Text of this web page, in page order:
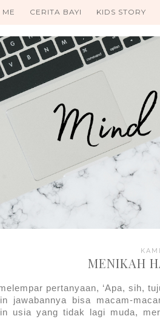
CERITA BAYI KIDS STORY
MENIKAH
pertanyaan, ‘Apa, sih,
jawabannya bisa macam-
usia yang tidak lagi muda,